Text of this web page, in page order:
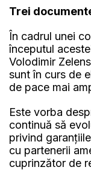
Trei
În cadrul unei
începutul
Volodimir
sunt în curs de
de pace mai
Este vorba
continuă să
privind
cu partenerii
cuprinzător de